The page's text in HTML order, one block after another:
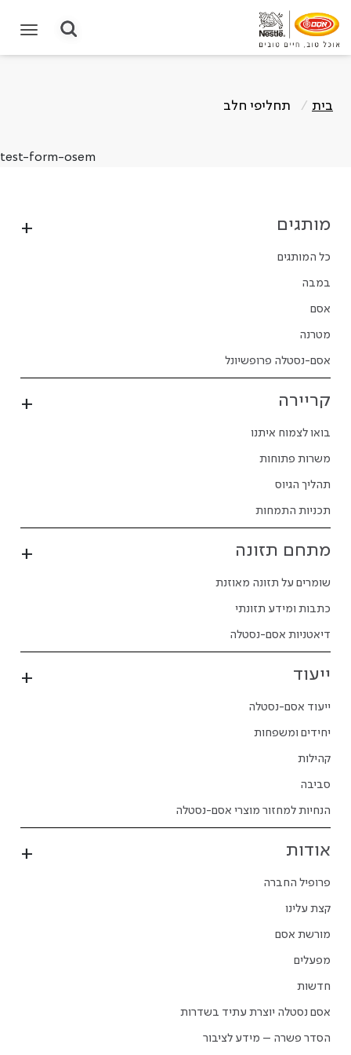
בית תחליפי חלב
test-form-osem
מותגים
כל המותגים
במבה
אסם
מטרנה
אסם-נסטלה פרופשיונל
קריירה
בואו לצמוח איתנו
משרות פתוחות
תהליך הגיוס
תכניות התמחות
מתחם תזונה
שומרים על תזונה מאוזנת
כתבות ומידע תזונתי
דיאטניות אסם-נסטלה
ייעוד
ייעוד אסם-נסטלה
יחידים ומשפחות
קהילות
סביבה
הנחיות למחזור מוצרי אסם-נסטלה
אודות
פרופיל החברה
קצת עלינו
מורשת אסם
מפעלים
חדשות
אסם נסטלה יוצרת עתיד בשדרות
הסדר פשרה – מידע לציבור